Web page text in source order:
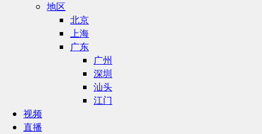
地区
北京
上海
广东
广州
深圳
汕头
江门
视频
直播